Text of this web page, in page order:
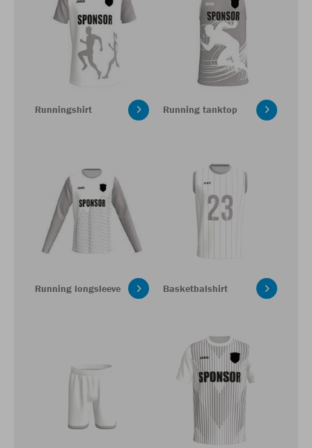
Runningshirt Running tanktop
Running longsleeve Basketbalshirt